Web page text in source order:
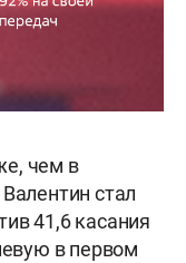
чем в
стал
41,6 касания
в первом